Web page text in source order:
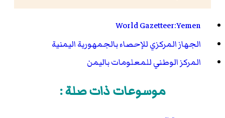
World Gazetteer:Yemen
الجهاز المركزي للإحصاء بالجمهورية اليمنية
المركز الوطني للمعلومات باليمن
موسوعات ذات صلة :